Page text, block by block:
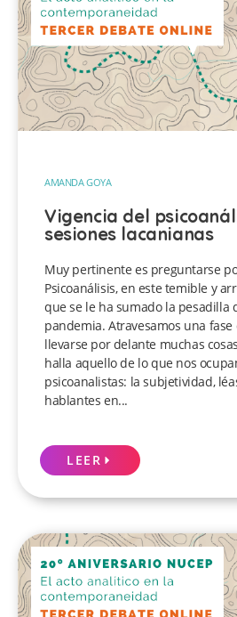
AMANDA GOYA
Vigencia del
sesiones lacanianas
Muy pertinente es preguntarse
Psicoanálisis, en este temible y
que se le ha sumado la pesadilla
pandemia. Atravesamos una
llevarse por delante muchas
halla aquello de lo que nos
psicoanalistas: la subjetividad,
hablantes en...
LEER